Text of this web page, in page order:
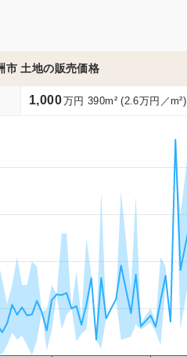
市 土地の販売価格
1,000万円 390m² (2.6万円／m²)